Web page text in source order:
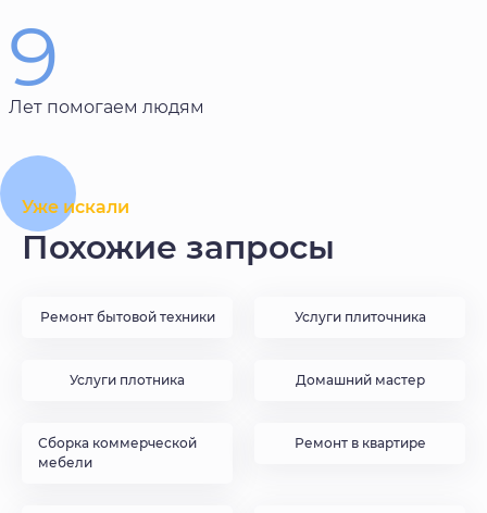
9
Лет помогаем людям
Уже искали
Похожие запросы
Ремонт бытовой техники Услуги плиточника
Услуги плотника Домашний мастер
Сборка коммерческой
мебели
Ремонт в квартире